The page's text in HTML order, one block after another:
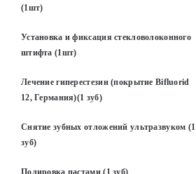
(1шт)
Установка и фиксация стекловолоконного
штифта (1шт)
Лечение гиперестезии (покрытие Bifluorid
12, Германия)(1 зуб)
Снятие зубных отложений ультразвуком (1
зуб)